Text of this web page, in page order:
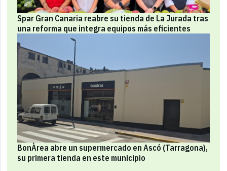
Spar Gran Canaria reabre su tienda de La Jurada tras
una reforma que integra equipos más eficientes
BonÀrea abre un supermercado en Ascó (Tarragona),
su primera tienda en este municipio